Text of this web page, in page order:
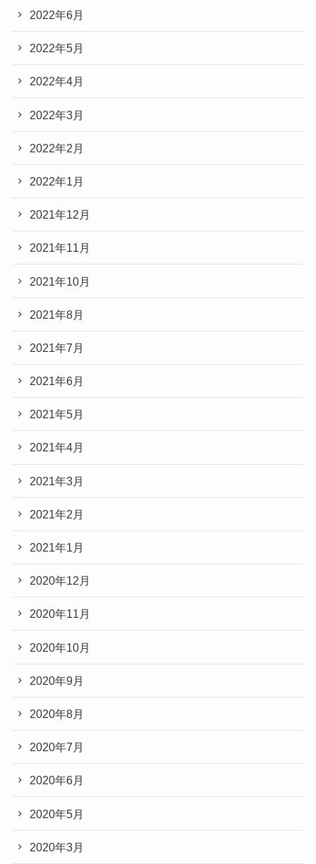
2022年6月
2022年5月
2022年4月
2022年3月
2022年2月
2022年1月
2021年12月
2021年11月
2021年10月
2021年8月
2021年7月
2021年6月
2021年5月
2021年4月
2021年3月
2021年2月
2021年1月
2020年12月
2020年11月
2020年10月
2020年9月
2020年8月
2020年7月
2020年6月
2020年5月
2020年3月